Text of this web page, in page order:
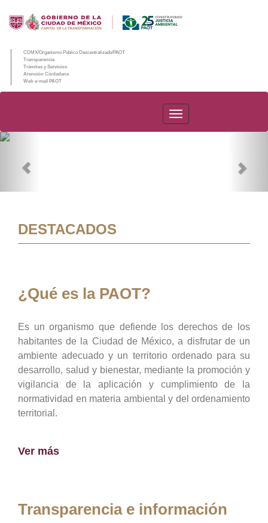
CDMX/Organismo Público Descentralizado/PAOT
Transparencia
Trámites y Servicios
Atención Ciudadana
Web e-mail PAOT
PAOT
DESTACADOS
¿Qué es la PAOT?
Es un organismo que defiende los derechos de los
habitantes de la Ciudad de México, a disfrutar de un
ambiente adecuado y un territorio ordenado para su
desarrollo, salud y bienestar, mediante la promoción y
vigilancia de la aplicación y cumplimiento de la
normatividad en materia ambiental y del ordenamiento
territorial.
Ver más
Transparencia e información